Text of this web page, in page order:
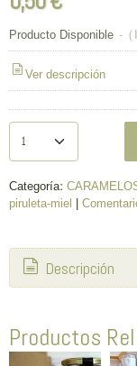
Producto Disponible -
Ver descripción
Categoría:
piruleta-miel |
Descripción
Productos